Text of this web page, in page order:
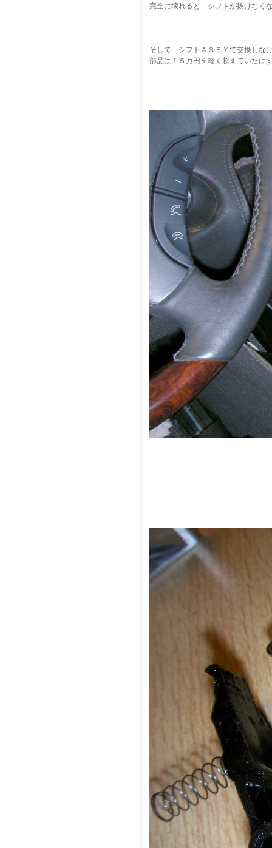
完全に壊れると シフトが抜けなく
そして シフトＡＳＳＹで交換しな
部品は１５万円を軽く超えていたは